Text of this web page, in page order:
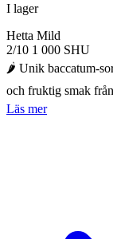
I lager
Hetta Mild
2/10 1 000 SHU
🌶️ Unik baccatum-
och fruktig smak
Läs mer